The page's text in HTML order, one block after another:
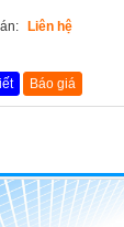
Liên hệ
Báo giá